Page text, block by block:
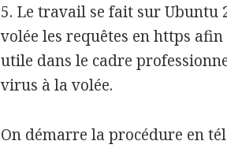
5. Le travail se fait sur Ubuntu
volée les requêtes en https
utile dans le cadre
virus à la volée.
On démarre la procédure en